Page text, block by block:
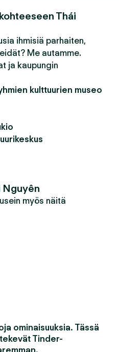
Thái
ihmisiä parhaiten,
Me autamme.
ja kaupungin
kulttuurien museo
Nguyên
myös näitä
ominaisuuksia. Tässä
Tinder-